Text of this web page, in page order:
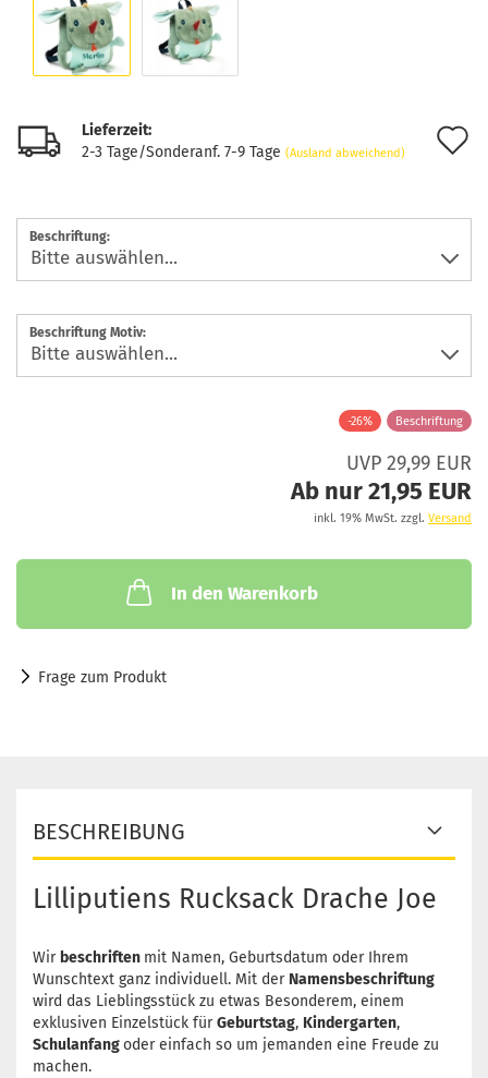
Lieferzeit:
2-3 Tage/Sonderanf. 7-9 Tage (Ausland abweichend)
Beschriftung:
Beschriftung Motiv:
-26% Beschriftung
UVP 29,99 EUR
Ab nur 21,95 EUR
inkl. 19% MwSt. zzgl. Versand
In den Warenkorb
Frage zum Produkt
BESCHREIBUNG
Lilliputiens Rucksack Drache Joe
Wir beschriften mit Namen, Geburtsdatum oder Ihrem
Wunschtext ganz individuell. Mit der Namensbeschriftung
wird das Lieblingsstück zu etwas Besonderem, einem
exklusiven Einzelstück fürGeburtstag, Kindergarten,
Schulanfangoder einfach so um jemanden eine Freude zu
machen.